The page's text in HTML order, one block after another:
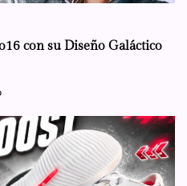
con su Diseño Galáctico